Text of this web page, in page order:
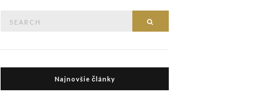
Najnovšie články